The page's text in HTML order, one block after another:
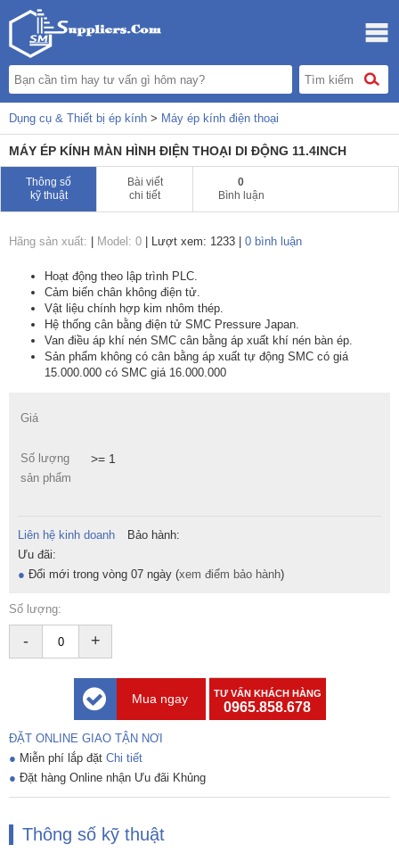
Dụng cụ & Thiết bị ép kính > Máy ép kính điện thoại
MÁY ÉP KÍNH MÀN HÌNH ĐIỆN THOẠI DI ĐỘNG 11.4INCH
Thông số
kỹ thuật
Bài viết
chi tiết
0
Bình luận
Hãng sản xuất: Model: 0 Lượt xem: 1233 0 bình luận
Hoạt động theo lập trình PLC.
Cảm biến chân không điện tử.
Vật liệu chính hợp kim nhôm thép.
Hệ thống cân bằng điện tử SMC Pressure Japan.
Van điều áp khí nén SMC cân bằng áp xuất khí nén bàn ép.
Sản phẩm không có cân bằng áp xuất tự động SMC có giá
15.000.000 có SMC giá 16.000.000
Giá
Số lượng
sản phẩm
>= 1
Liên hệ kinh doanh
Bảo hành:
Ưu đãi:
● Đổi mới trong vòng 07 ngày (xem điểm bảo hành)
Số lượng:
- +
Mua ngay TƯ VẤN KHÁCH HÀNG
0965.858.678
ĐẶT ONLINE GIAO TẬN NƠI
● Miễn phí lắp đặt Chi tiết
● Đặt hàng Online nhận Ưu đãi Khủng
Thông số kỹ thuật